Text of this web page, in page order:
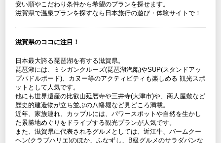
安い順やこだわり条件から希望のプランを探せます。
滋賀県で温泉プランを探すなら日本旅行の遊び・体験サイトで！
滋賀県のココに注目！
日本最大誇る琵琶湖を有する滋賀県。
琵琶湖には、ミシガンクルーズ(琵琶湖汽船)やSUP(スタンドアッ
プパドルボード)、カヌー等のアクティビティも楽しめる 観光スポ
ットとして人気です。
他にも世界遺産の比叡山延暦寺や三井寺(大津市)や、商人屋敷など
歴史的建造物が立ち並ぶの八幡堀など見どころ満載。
近年、家族連れ、カップルには、パワースポットや自然を生かし
た景勝地めぐりをドライブする観光プランが人気です。
また、滋賀県に代表されるグルメとしては、近江牛、バームクー
ヘン(クラブハリエ)のほか、ふなずし、B級グルメのサラダパンな